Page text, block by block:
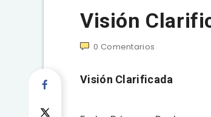
Visión
0 Comentarios
Visión Clarificada